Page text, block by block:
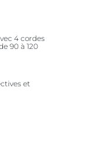
4 cordes
90 à 120
et